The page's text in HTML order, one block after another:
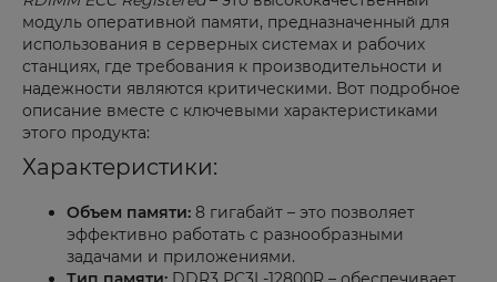
модуль оперативной памяти, предназначенный для
использования в серверных системах и рабочих
станциях, где требования к производительности и
надежности являются критическими. Вот подробное
описание вместе с ключевыми характеристиками
этого продукта:
Характеристики:
Объем памяти: 8 гигабайт – это позволяет
эффективно работать с разнообразными
задачами и приложениями.